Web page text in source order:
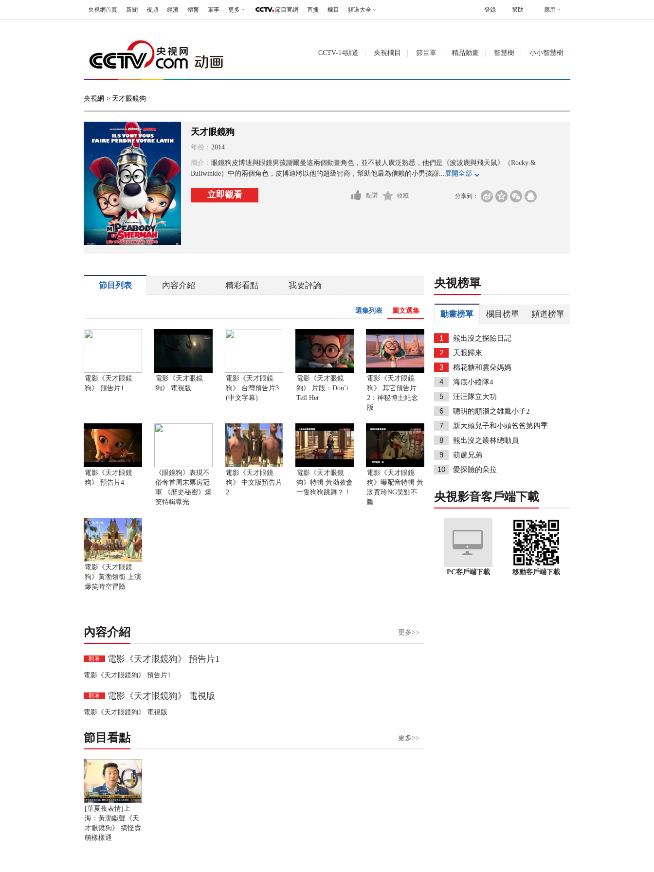
央視網首頁 新聞 視頻 經濟 體育 軍事 更多 節目官網 直播 欄目 頻道大全 幫助 應用
登錄
CCTV-14頻道 央視欄目 節目單 精品動畫 智慧樹 小小智慧樹
央視網 > 天才眼鏡狗
天才眼鏡狗
年份： 2014
簡介： 眼鏡狗皮博迪與眼鏡男孩謝爾曼這兩個動畫角色，並不被人廣泛熟悉，他們是《波波鹿與飛天鼠》（Rocky &
Bullwinkle）中的兩個角色，皮博迪將以他的超級智商，幫助他最為信賴的小男孩謝...展開全部
立即觀看 分享到：
點讚 收藏
節目列表 內容介紹 精彩看點 我要評論
圖文選集
選集列表
電影《天才眼鏡
狗》 預告片1
電影《天才眼鏡
狗》 電視版
電影《天才眼鏡
狗》 台灣預告片3
(中文字幕)
電影《天才眼鏡
狗》 片段：Don’t
Tell Her
電影《天才眼鏡
狗》 其它預告片
2：神秘博士紀念
版
電影《天才眼鏡
狗》 預告片4
《眼鏡狗》表現不
俗奪首周末票房冠
軍 《歷史秘密》爆
笑特輯曝光
電影《天才眼鏡
狗》 中文版預告片
2
電影《天才眼鏡
狗》特輯 黃渤教會
一隻狗狗跳舞？！
電影《天才眼鏡
狗》曝配音特輯 黃
渤賈玲NG笑點不
斷
電影《天才眼鏡
狗》黃渤領銜 上演
爆笑時空冒險
內容介紹 更多>>
觀看 電影《天才眼鏡狗》 預告片1
電影《天才眼鏡狗》 預告片1
觀看 電影《天才眼鏡狗》 電視版
電影《天才眼鏡狗》 電視版
節目看點 更多>>
[華夏夜表情]上
海：黃渤獻聲《天
才眼鏡狗》 搞怪賣
萌樣樣通
央視榜單
動畫榜單 欄目榜單 頻道榜單
1 熊出沒之探險日記
2 天眼歸來
3 棉花糖和雲朵媽媽
4 海底小縱隊4
5 汪汪隊立大功
6 聰明的順溜之雄鷹小子2
7 新大頭兒子和小頭爸爸第四季
8 熊出沒之叢林總動員
9 葫蘆兄弟
10 愛探險的朵拉
央視影音客戶端下載
PC客戶端下載 移動客戶端下載